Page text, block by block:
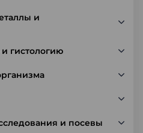
и
гистологию
и посевы